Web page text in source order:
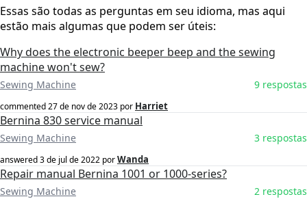
Essas são todas as perguntas em seu idioma, mas aqui
estão mais algumas que podem ser úteis:
Why does the electronic beeper beep and the sewing
machine won't sew?
Sewing Machine 9 respostas
commented27 de nov de 2023 por Harriet
Bernina 830 service manual
Sewing Machine 3 respostas
answered3 de jul de 2022 porWanda
Repair manual Bernina 1001 or 1000-series?
Sewing Machine 2 respostas